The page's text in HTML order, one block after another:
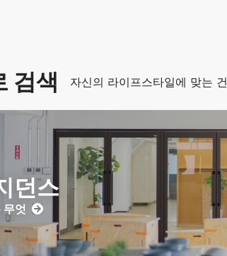
검색 자신의 라이프스타일에 맞는
던스
무엇